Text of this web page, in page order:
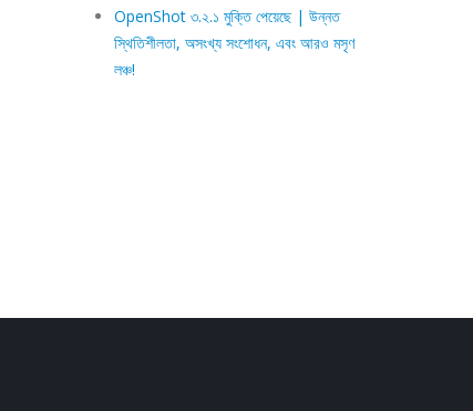
OpenShot ৩.২.১ মুক্তি পেয়েছে | উন্নত
স্থিতিশীলতা, অসংখ্য সংশোধন, এবং আরও মসৃণ
লঞ্চ!